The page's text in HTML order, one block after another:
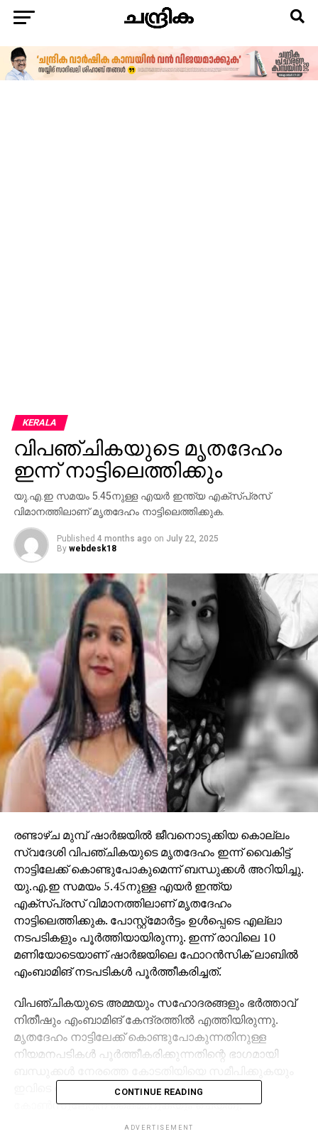
KERALA
വിപഞ്ചികയുടെ മൃതദേഹം
ഇന്ന് നാട്ടിലെത്തിക്കും
യു.എ.ഇ സമയം 5.45നുള്ള എയര്‍ ഇന്ത്യ എക്‌സ്പ്രസ്
വിമാനത്തിലാണ് മൃതദേഹം നാട്ടിലെത്തിക്കുക.
Published 4 months ago on July 22, 2025
By webdesk18
രണ്ടാഴ്ച മുമ്പ് ഷാര്‍ജയില്‍ ജീവനൊടുക്കിയ കൊല്ലം
സ്വദേശി വിപഞ്ചികയുടെ മൃതദേഹം ഇന്ന് വൈകിട്ട്
നാട്ടിലേക്ക് കൊണ്ടുപോകുമെന്ന് ബന്ധുക്കള്‍ അറിയിച്ചു.
യു.എ.ഇ സമയം 5.45നുള്ള എയര്‍ ഇന്ത്യ
എക്‌സ്പ്രസ് വിമാനത്തിലാണ് മൃതദേഹം
നാട്ടിലെത്തിക്കുക. പോസ്റ്റ്‌മോര്‍ട്ടം ഉള്‍പ്പെടെ എല്ലാ
നടപടികളും പൂര്‍ത്തിയായിരുന്നു. ഇന്ന് രാവിലെ 10
മണിയോടെയാണ് ഷാര്‍ജയിലെ ഫോറന്‍സിക് ലാബില്‍
എംബാമിങ് നടപടികള്‍ പൂര്‍ത്തീകരിച്ചത്.
വിപഞ്ചികയുടെ അമ്മയും സഹോദരങ്ങളും ഭര്‍ത്താവ്
നിതീഷും എംബാമിങ് കേന്ദ്രത്തില്‍ എത്തിയിരുന്നു.
മൃതദേഹം നാട്ടിലേക്ക് കൊണ്ടുപോകുന്നതിനുള്ള
നിയമനപടികള്‍ പൂര്‍ത്തീകരിക്കുന്നതിന്റെ ഭാഗമായി
ഇവിടെ നിന്ന് ലഭിച്ച രേഖകള്‍ ഇന്ത്യന്‍
കോണ്‍സുലേറ്റിന് കൈമാറുകയും ചെയ്തു.
CONTINUE READING
ADVERTISEMENT